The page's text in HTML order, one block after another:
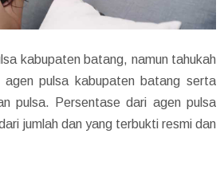
kabupaten batang, namun tahukah
pulsa kabupaten batang serta
pulsa. Persentase dari agen pulsa
jumlah dan yang terbukti resmi dan